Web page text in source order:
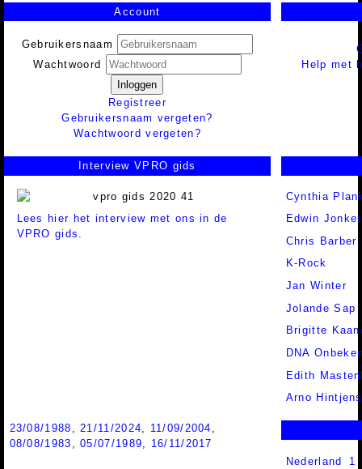
Account
Gebruikersnaam
Wachtwoord
Inloggen
Registreer
Gebruikersnaam vergeten?
Wachtwoord vergeten?
Help met
Interview VPRO gids
Lees hier het interview met ons in de
VPRO gids.
Cynthia
Edwin Jonker
Chris Barber
K-Rock
Jan Winter
Jolande Sap
Brigitte
DNA
Edith
Arno Hintjens
23/08/1988 ,21/11/2024, 11/09/2004 ,
08/08/1983 ,05/07/1989, 16/11/2017
Nederland